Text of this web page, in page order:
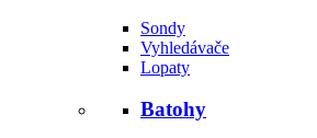
Sondy
Vyhledávače
Lopaty
Batohy